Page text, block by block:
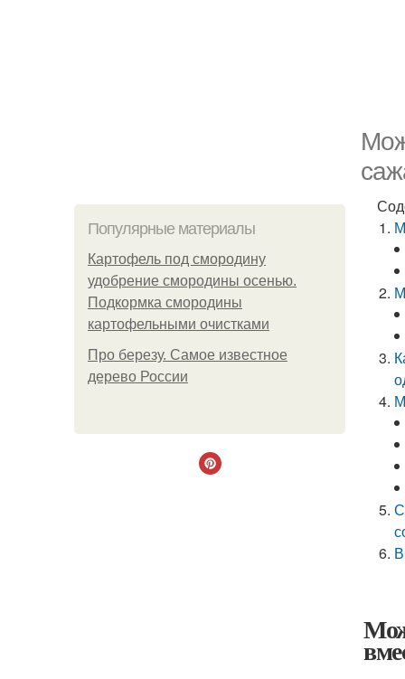
Популярные материалы
Картофель под смородину
удобрение смородины осенью.
Подкормка смородины
картофельными очистками
Про березу. Самое известное
дерево России